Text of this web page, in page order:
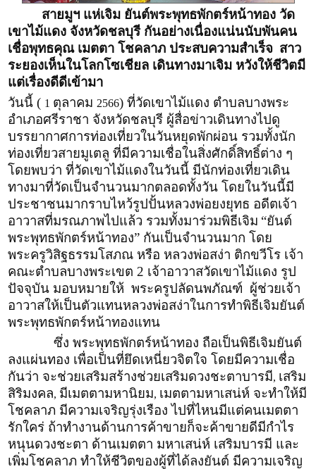
สายมูฯ แห่เจิม ยันต์พระพุทธพักตร์หน้าทอง วัด
เขาไม้แดง จังหวัดชลบุรี กันอย่างเนื่องแน่นนับพันคน
เชื่อพุทธคุณ เมตตา โชคลาภ ประสบความสำเร็จ สาว
ระยองเห็นในโลกโซเชียล เดินทางมาเจิม หวังให้ชีวิตมี
แต่เรื่องดีดีเข้ามา
วันนี้ ( 1 ตุลาคม 2566) ที่วัดเขาไม้แดง ตำบลบางพระ
อำเภอศรีราชา จังหวัดชลบุรี ผู้สื่อข่าวเดินทางไปดู
บรรยากาศการท่องเที่ยวในวันหยุดพักผ่อน รวมทั้งนัก
ท่องเที่ยวสายมูเตลู ที่มีความเชื่อในสิ่งศักดิ์สิทธิ์ต่าง ๆ
โดยพบว่า ที่วัดเขาไม้แดงในวันนี้ มีนักท่องเที่ยวเดิน
ทางมาที่วัดเป็นจำนวนมากตลอดทั้งวัน โดยในวันนี้มี
ประชาชนมากราบไหว้รูปปั้นหลวงพ่อยงยุทธ อดีตเจ้า
อาวาสที่มรณภาพไปแล้ว รวมทั้งมาร่วมพิธีเจิม “ยันต์
พระพุทธพักตร์หน้าทอง” กันเป็นจำนวนมาก โดย
พระครูวิสิฐธรรมโสภณ หรือ หลวงพ่อสง่า ติกขวีโร เจ้า
คณะตำบลบางพระเขต 2 เจ้าอาวาสวัดเขาไม้แดง รูป
ปัจจุบัน มอบหมายให้ พระครูปลัดนพภัณฑ์ ผู้ช่วยเจ้า
อาวาสให้เป็นตัวแทนหลวงพ่อสง่าในการทำพิธีเจิมยันต์
พระพุทธพักตร์หน้าทองแทน
ซึ่ง พระพุทธพักตร์หน้าทอง ถือเป็นพิธีเจิมยันต์
ลงแผ่นทอง เพื่อเป็นที่ยึดเหนี่ยวจิตใจ โดยมีความเชื่อ
กันว่า จะช่วยเสริมสร้างช่วยเสริมดวงชะตาบารมี, เสริม
สิริมงคล, มีเมตตามหานิยม, เมตตามหาเสน่ห์ จะทำให้มี
โชคลาภ มีความเจริญรุ่งเรือง ไปที่ไหนมีแต่คนเมตตา
รักใคร่ ถ้าทำงานด้านการค้าขายก็จะค้าขายดีมีกำไร
หนุนดวงชะตา ด้านเมตตา มหาเสน่ห์ เสริมบารมี และ
เพิ่มโชคลาภ ทำให้ชีวิตของผู้ที่ได้ลงยันต์ มีความเจริญ